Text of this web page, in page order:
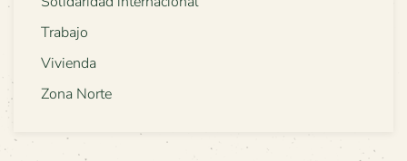
Trabajo
Vivienda
Zona Norte